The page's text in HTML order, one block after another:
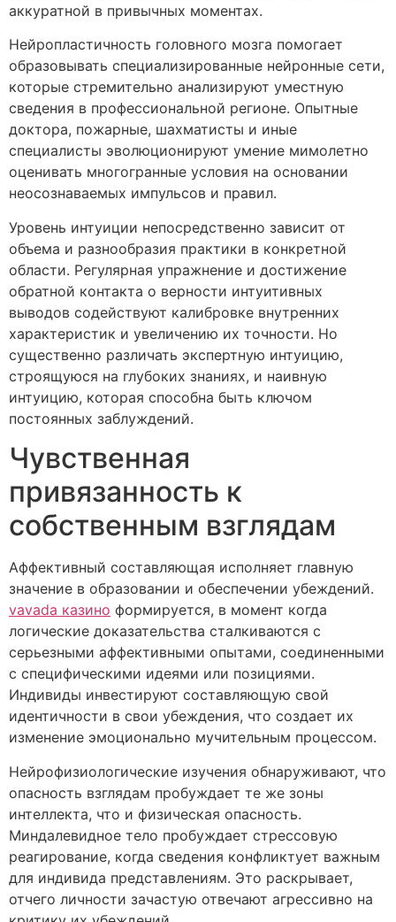
аккуратной в привычных моментах.
Нейропластичность головного мозга помогает
образовывать специализированные нейронные сети,
которые стремительно анализируют уместную
сведения в профессиональной регионе. Опытные
доктора, пожарные, шахматисты и иные
специалисты эволюционируют умение мимолетно
оценивать многогранные условия на основании
неосознаваемых импульсов и правил.
Уровень интуиции непосредственно зависит от
объема и разнообразия практики в конкретной
области. Регулярная упражнение и достижение
обратной контакта о верности интуитивных
выводов содействуют калибровке внутренних
характеристик и увеличению их точности. Но
существенно различать экспертную интуицию,
строящуюся на глубоких знаниях, и наивную
интуицию, которая способна быть ключом
постоянных заблуждений.
Чувственная
привязанность к
собственным взглядам
Аффективный составляющая исполняет главную
значение в образовании и обеспечении убеждений.
vavada казино формируется, в момент когда
логические доказательства сталкиваются с
серьезными аффективными опытами, соединенными
с специфическими идеями или позициями.
Индивиды инвестируют составляющую свой
идентичности в свои убеждения, что создает их
изменение эмоционально мучительным процессом.
Нейрофизиологические изучения обнаруживают, что
опасность взглядам пробуждает те же зоны
интеллекта, что и физическая опасность.
Миндалевидное тело пробуждает стрессовую
реагирование, когда сведения конфликтует важным
для индивида представлениям. Это раскрывает,
отчего личности зачастую отвечают агрессивно на